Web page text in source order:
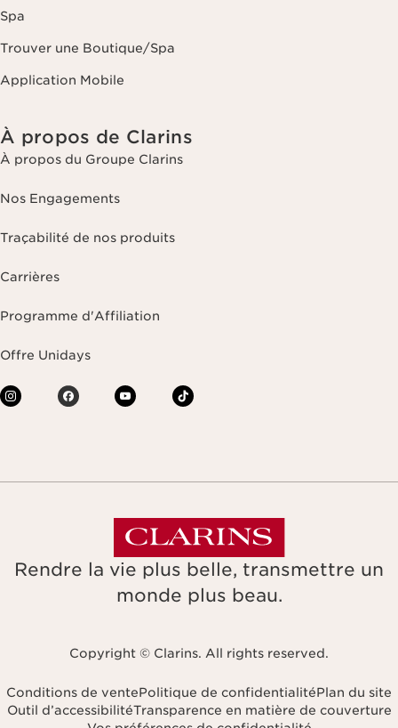
Spa
Trouver une Boutique/Spa
Application Mobile
À propos de Clarins
À propos du Groupe Clarins
Nos Engagements
Traçabilité de nos produits
Carrières
Programme d'Affiliation
Offre Unidays
Rendre la vie plus belle, transmettre un
monde plus beau.
Copyright © Clarins. All rights reserved.
Conditions de ventePolitique de confidentialitéPlan du site
Outil d’accessibilitéTransparence en matière de couverture